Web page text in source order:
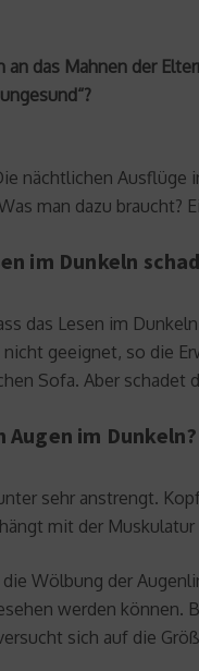
an das Mahnen der
nächtlichen
man dazu braucht?
im Dunkeln
das Lesen im
geeignet, so die
Sofa. Aber
im Dunkeln?
sehr anstrengt.
mit der
Wölbung der
werden können.
sich auf die